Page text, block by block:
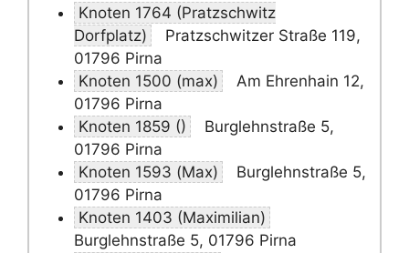
Knoten 1764 (Pratzschwitz
Dorfplatz)
Pratzschwitzer Straße 119,
01796 Pirna
Knoten 1500 (max)
Am Ehrenhain 12,
01796 Pirna
Knoten 1859 ()
Burglehnstraße 5,
01796 Pirna
Knoten 1593 (Max)
Burglehnstraße 5,
01796 Pirna
Knoten 1403 (Maximilian)
Burglehnstraße 5, 01796 Pirna